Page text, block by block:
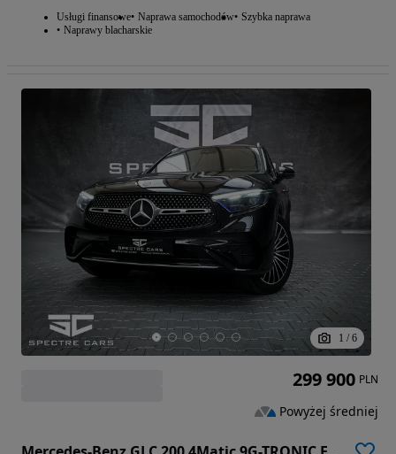
Usługi finansowe Naprawa samochodów Szybka naprawa
Naprawy blacharskie
1 / 6
299 900 PLN
Powyżej średniej